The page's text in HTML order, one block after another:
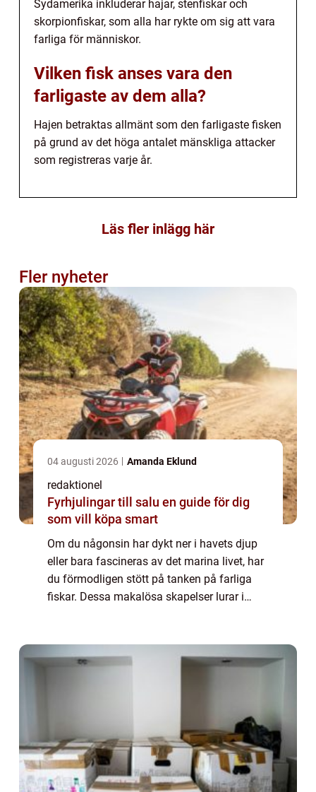
Sydamerika inkluderar hajar, stenfiskar och
skorpionfiskar, som alla har rykte om sig att vara
farliga för människor.
Vilken fisk anses vara den
farligaste av dem alla?
Hajen betraktas allmänt som den farligaste fisken
på grund av det höga antalet mänskliga attacker
som registreras varje år.
Läs fler inlägg här
Fler nyheter
04 augusti 2026 Amanda Eklund
redaktionel
Fyrhjulingar till salu en guide för dig
som vill köpa smart
Om du någonsin har dykt ner i havets djup
eller bara fascineras av det marina livet, har
du förmodligen stött på tanken på farliga
fiskar. Dessa makalösa skapelser lurar i